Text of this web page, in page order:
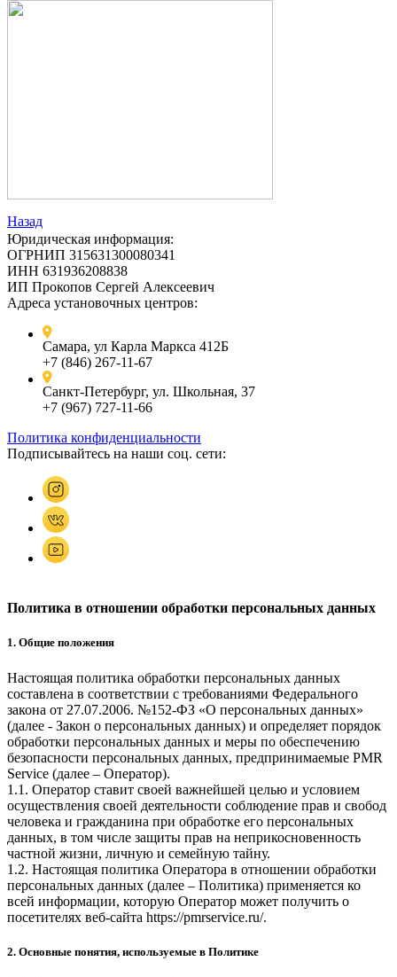
Назад
Юридическая информация:
ОГРНИП 315631300080341
ИНН 631936208838
ИП Прокопов Сергей Алексеевич
Адреса установочных центров:
Самара, ул Карла Маркса 412Б
+7 (846) 267-11-67
Санкт-Петербург, ул. Школьная, 37
+7 (967) 727-11-66
Политика конфиденциальности
Подписывайтесь на наши соц. сети:
Политика в отношении обработки персональных данных
1. Общие положения
Настоящая политика обработки персональных данных
составлена в соответствии с требованиями Федерального
закона от 27.07.2006. №152-ФЗ «О персональных данных»
(далее - Закон о персональных данных) и определяет порядок
обработки персональных данных и меры по обеспечению
безопасности персональных данных, предпринимаемые PMR
Service (далее – Оператор).
1.1. Оператор ставит своей важнейшей целью и условием
осуществления своей деятельности соблюдение прав и свобод
человека и гражданина при обработке его персональных
данных, в том числе защиты прав на неприкосновенность
частной жизни, личную и семейную тайну.
1.2. Настоящая политика Оператора в отношении обработки
персональных данных (далее – Политика) применяется ко
всей информации, которую Оператор может получить о
посетителях веб-сайта https://pmrservice.ru/.
2. Основные понятия, используемые в Политике